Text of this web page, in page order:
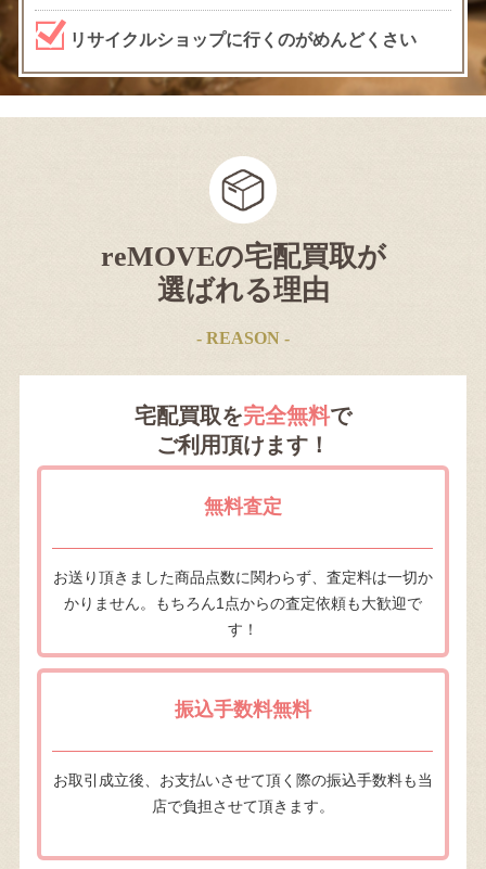
リサイクルショップに行くのがめんどくさい
reMOVEの宅配買取が
選ばれる理由
- REASON -
宅配買取を完全無料で
ご利用頂けます！
無料査定
お送り頂きました商品点数に関わらず、査定料は一切か
かりません。もちろん1点からの査定依頼も大歓迎で
す！
振込手数料無料
お取引成立後、お支払いさせて頂く際の振込手数料も当
店で負担させて頂きます。